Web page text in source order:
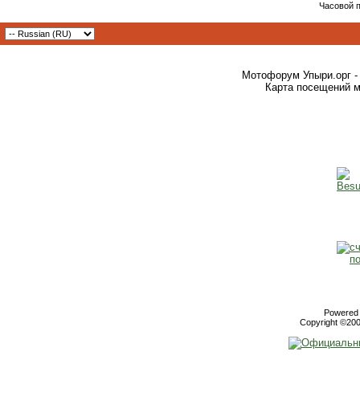
Часовой
Мотофорум Упыри.орг -
Карта посещений
Copyright